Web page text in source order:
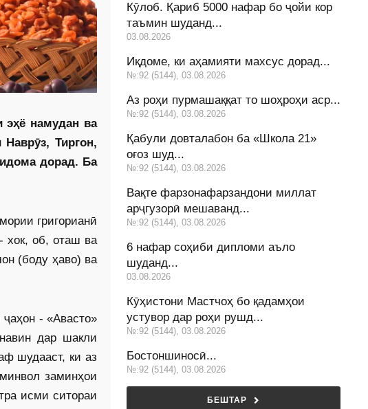
эҳё намудан ва
Тиргон,
дорад. Ба
григорианӣ
хок, об, оташ ва
(боду ҳаво) ва
- «Авасто»
дар шакли
шудааст, ки аз
заминҳои
исми ситораи
Кӯлоб. Қариб 5000 нафар бо ҷойи кор
таъмин шуданд...
03.08.2026
Иқдоме, ки аҳамияти махсус дорад...
№:92 (5144), 03.08.2026
Аз роҳи пурмашаққат то шоҳроҳи аср...
№:92 (5144), 03.08.2026
Қабули довталабон ба «Школа 21»
оғоз шуд...
№:92 (5144), 03.08.2026
Вақте фарзонафарзандони миллат
арҷгузорӣ мешаванд...
№:92 (5144), 03.08.2026
6 нафар соҳиби дипломи аъло
шуданд...
03.08.2026
Кӯҳистони Мастчоҳ бо қадамҳои
устувор дар роҳи рушд...
№:92 (5144), 03.08.2026
Бостоншиносӣ...
№:92 (5144), 03.08.2026
БЕШТАР